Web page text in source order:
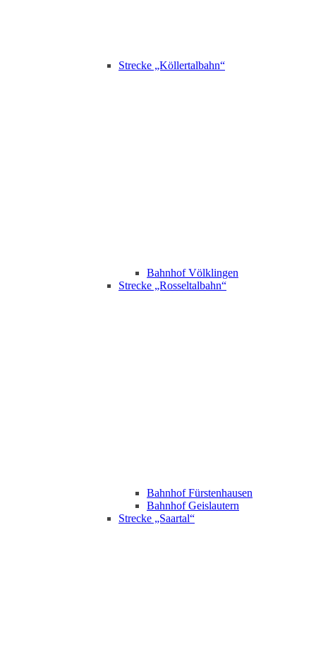
Strecke „Köllertalbahn“
Bahnhof Völklingen
Strecke „Rosseltalbahn“
Bahnhof Fürstenhausen
Bahnhof Geislautern
Strecke „Saartal“